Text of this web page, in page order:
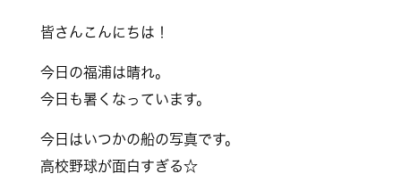
皆さんこんにちは！
今日の福浦は晴れ。
今日も暑くなっています。
今日はいつかの船の写真です。
高校野球が面白すぎる☆